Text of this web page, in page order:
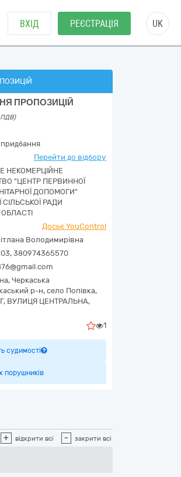
ВХІД РЕЄСТРАЦІЯ UK
ПРОПОЗИЦІЙ
ПДВ)
Перейти до відбору
НЕКОМЕРЦІЙНЕ
"ЦЕНТР ПЕРВИННОЇ
ДОПОМОГИ"
СІЛЬСЬКОЇ РАДИ
Досьє YouControl
Володимирівна
380974365570
, Черкаська
р-н, село Попівка,
ВУЛИЦЯ ЦЕНТРАЛЬНА,
1
судимості
порушників
+ відкрити всі - закрити всі